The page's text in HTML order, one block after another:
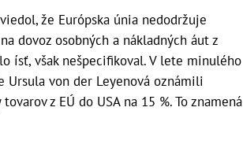
že Európska únia nedodržuje
dovoz osobných a nákladných áut z
ísť, však nešpecifikoval. V lete minulého
Ursula von der Leyenová oznámili
z EÚ do USA na 15 %. To znamená